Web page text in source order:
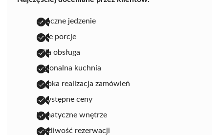
smaczne jedzenie
duże porcje
miła obsługa
regionalna kuchnia
szybka realizacja zamówień
przystępne ceny
klimatyczne wnętrze
możliwość rezerwacji